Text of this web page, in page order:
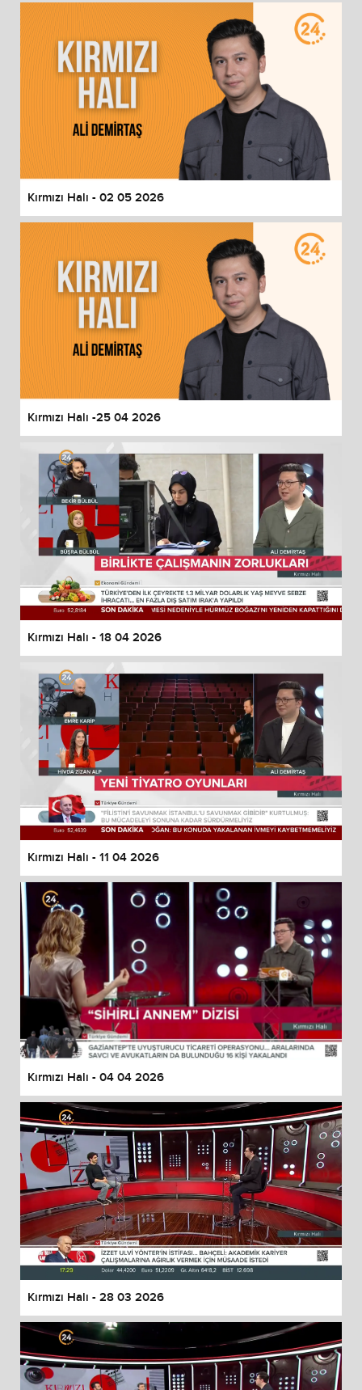
Kırmızı Halı - 02 05 2026
Kırmızı Halı -25 04 2026
Kırmızı Halı - 18 04 2026
Kırmızı Halı - 11 04 2026
Kırmızı Halı - 04 04 2026
Kırmızı Halı - 28 03 2026